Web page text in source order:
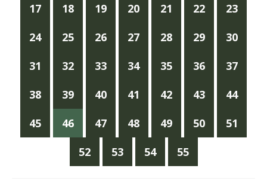
17
18 19 20 21 22
23
24
25 26 27 28 29
30
31
32 33 34 35 36
37
38
39 40 41 42 43
44
45
46 47 48 49 50
51
52
53 54 55